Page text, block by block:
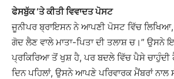
ਫੇਸਬੁੱਕ ‘ਤੇ ਕੀਤੀ ਵਿਵਾਦਤ ਪੋਸਟ
ਜੂਨੀਪਰ ਬ੍ਰਾਇਸਨ ਨੇ ਆਪਣੀ ਪੋਸਟ ਵਿੱਚ ਲਿਖਿਆ,
ਗੋਦ ਲੈਣ ਵਾਲੇ ਮਾਤਾ-ਪਿਤਾ ਦੀ ਤਲਾਸ਼ ਚ।” ਉਸਨੇ
ਪ੍ਰਕਿਰਿਆ ਤੋਂ ਖੁਸ਼ ਹੈ, ਪਰ ਬਦਲੇ ਵਿੱਚ ਪੈਸੇ
ਦਿਨ ਪਹਿਲਾਂ, ਉਸਨੇ ਆਪਣੇ ਪਰਿਵਾਰਕ ਮੈਂਬਰਾਂ